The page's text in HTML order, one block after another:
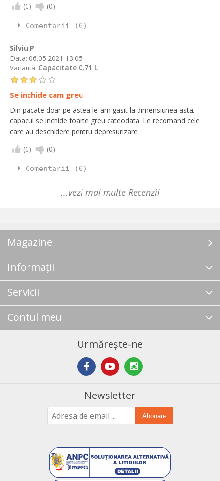
(0) (0)
Comentarii (0)
Silviu P
Data: 06.05.2021 13:05
Varianta: Capacitate 0,71 L
Se inchide cam greu
Din pacate doar pe astea le-am gasit la dimensiunea asta,
capacul se inchide foarte greu cateodata. Le recomand cele
care au deschidere pentru depresurizare.
(0) (0)
Comentarii (0)
...vezi mai multe Recenzii
Magazine
Informații
Servicii
Contul meu
Urmărește-ne
Newsletter
Abonare